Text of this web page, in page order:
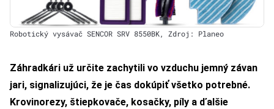
Robotický vysávač SENCOR SRV 8550BK, Zdroj: Planeo
Záhradkári už určite zachytili vo vzduchu jemný závan
jari, signalizujúci, že je čas dokúpiť všetko potrebné.
Krovinorezy, štiepkovače, kosačky, píly a ďalšie